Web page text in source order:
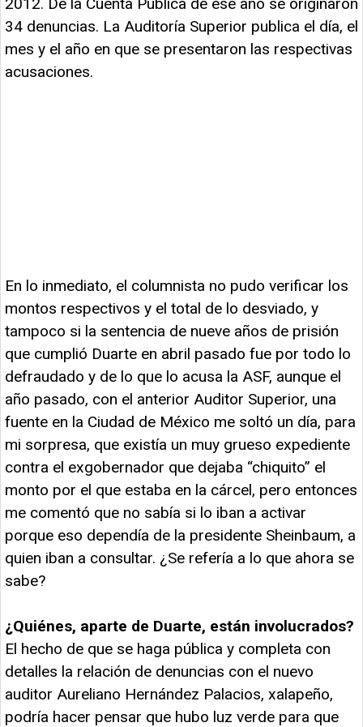
34 denuncias. La Auditoría Superior publica el día, el
mes y el año en que se presentaron las respectivas
acusaciones.
En lo inmediato, el columnista no pudo verificar los
montos respectivos y el total de lo desviado, y
tampoco si la sentencia de nueve años de prisión
que cumplió Duarte en abril pasado fue por todo lo
defraudado y de lo que lo acusa la ASF, aunque el
año pasado, con el anterior Auditor Superior, una
fuente en la Ciudad de México me soltó un día, para
mi sorpresa, que existía un muy grueso expediente
contra el exgobernador que dejaba “chiquito” el
monto por el que estaba en la cárcel, pero entonces
me comentó que no sabía si lo iban a activar
porque eso dependía de la presidente Sheinbaum, a
quien iban a consultar. ¿Se refería a lo que ahora se
sabe?
¿Quiénes, aparte de Duarte, están involucrados?
El hecho de que se haga pública y completa con
detalles la relación de denuncias con el nuevo
auditor Aureliano Hernández Palacios, xalapeño,
podría hacer pensar que hubo luz verde para que